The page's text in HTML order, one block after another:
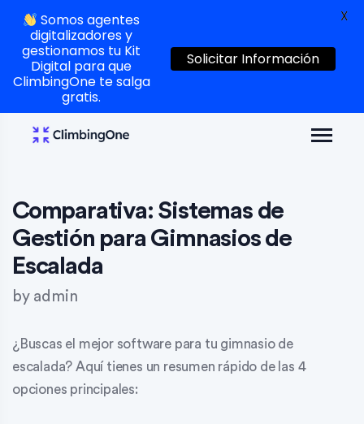
Comparativa: Sistemas de
Gestión para Gimnasios de
Escalada
by admin
¿Buscas el mejor software para tu gimnasio de
escalada? Aquí tienes un resumen rápido de las 4
opciones principales:
Somos agentes
digitalizadores y
gestionamos tu Kit
Digital para que
ClimbingOne te salga
gratis.
Solicitar Información
X